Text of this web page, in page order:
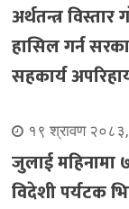
अर्थतन्त्र
हासिल गर्न
सहकार्य
१९ श्रावण
जुलाई
विदेशी पर्यटक